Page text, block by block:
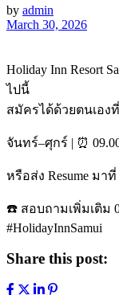
by admin
March 30, 2026
Holiday Inn Resort
ไปนี้
สมัครได้ด้วยตนเอง
จันทร์–ศุกร์ | ⏰
หรือส่ง Resume มาที่
☎️ สอบถามเพิ่มเติม
#HolidayInnSamui
Share this post: